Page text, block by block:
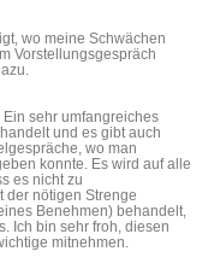
wo meine Schwächen
Vorstellungsgespräch
sehr umfangreiches
und es gibt auch
wo man
konnte. Es wird auf alle
es nicht zu
der nötigen Strenge
Benehmen) behandelt,
Ich bin sehr froh, diesen
mitnehmen.